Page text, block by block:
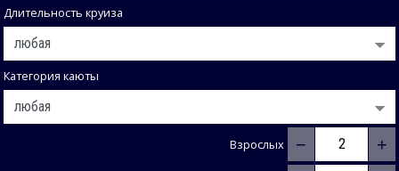
Длительность круиза
Категория каюты
Взрослых − +